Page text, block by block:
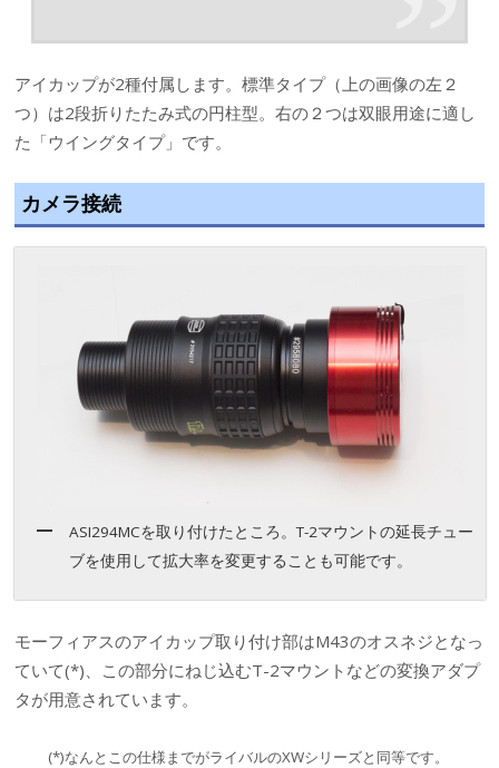
アイカップが2種付属します。標準タイプ（上の画像の左２
つ）は2段折りたたみ式の円柱型。右の２つは双眼用途に適し
た「ウイングタイプ」です。
カメラ接続
ASI294MCを取り付けたところ。T-2マウントの延長チュー
ブを使用して拡大率を変更することも可能です。
モーフィアスのアイカップ取り付け部はM43のオスネジとなっ
ていて(*)、この部分にねじ込むT-2マウントなどの変換アダプ
タが用意されています。
(*)なんとこの仕様までがライバルのXWシリーズと同等です。